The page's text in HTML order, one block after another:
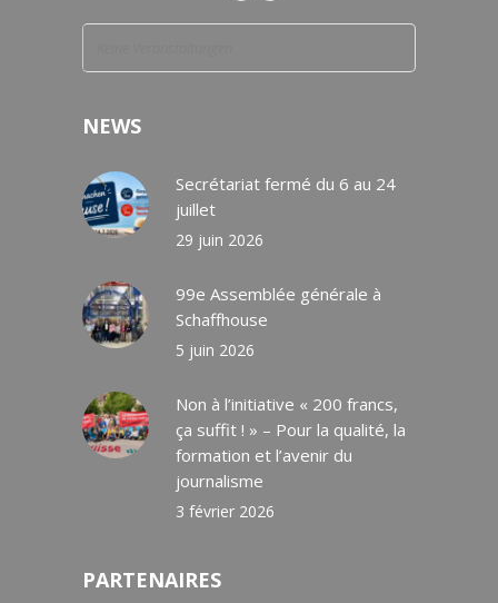
NEWS
Secrétariat fermé du 6 au 24
juillet
29 juin 2026
99e Assemblée générale à
Schaffhouse
5 juin 2026
Non à l’initiative « 200 francs,
ça suffit ! » – Pour la qualité, la
formation et l’avenir du
journalisme
3 février 2026
PARTENAIRES